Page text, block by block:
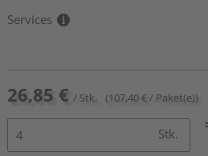
Services
26,85 € / Stk. (107,40 € / Paket(e))
Stk.